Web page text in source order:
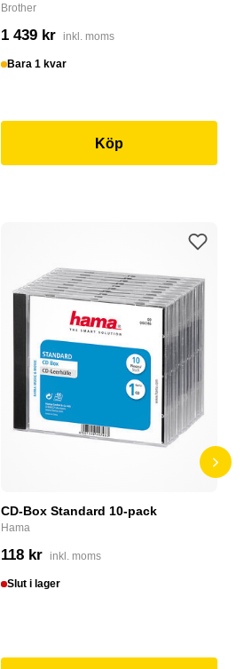
Brother
1 439 kr inkl. moms
Bara 1 kvar
Köp
CD-Box Standard 10-pack
Hama
118 kr inkl. moms
Slut i lager